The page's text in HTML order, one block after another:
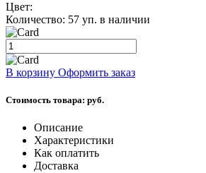
Цвет:
Количество: 57 уп. в наличии
В корзину Оформить заказ
Стоимость товара: руб.
Описание
Характеристики
Как оплатить
Доставка